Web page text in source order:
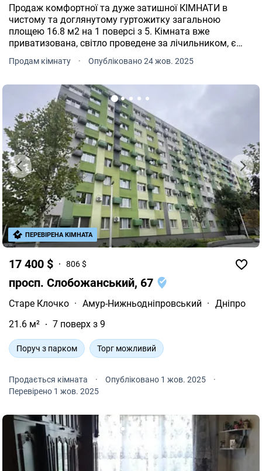
Продаж комфортної та дуже затишної КІМНАТИ в
чистому та доглянутому гуртожитку загальною
площею 16.8 м2 на 1 поверсі з 5. Кімната вже
приватизована, світло проведене за лічильником, є
влаштоване для вашого комфортного проживання.
чугуні батареї, які можна буде встановити за вашим
бажанням. Знаходиться ця чудова кімната в дуже
вигідній та зручній локації правого берега на пр.Івана
Мазепи 56 прямо центрі максимально розвиненої
інфраструктури цього району! Прямо напроти
знаходиться нове атб, відмінна транспортна розвʼязка
та багато різних магазинів.ВСЕ в пішій доступності!
Кімната є вигідним обʼєктом для вашого проживання
або для здачі в оренду! Ціна - всього 10 000$ ! БЕЗ
КОМІСІЇ ДЛЯ ПОКУПЦЯ! Поспішіть придбати саме цю
кімнату, яка стане для вас місцем тепла та затишку!
Дзвоніть за номером XXX XXX XXXX(Анна)
Продам кімнату · Опубліковано 24 жов. 2025
17 400 $ 806 $
просп. Слобожанський, 67
Старе Клочко · Амур-Нижньодніпровський · Дніпро
21.6 м²
7 поверх з 9
Поруч з парком Торг можливий
Продається кімната · Опубліковано 1 жов. 2025
·
Перевірено 1 жов. 2025
ПЕРЕВІРЕНА КІМНАТА